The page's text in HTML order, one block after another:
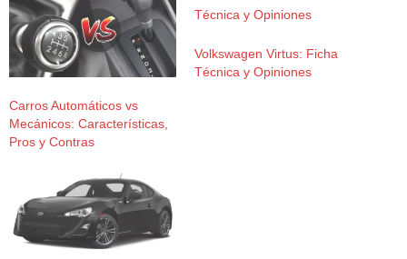
Carros Automáticos vs
Mecánicos: Características,
Pros y Contras
Volkswagen Virtus: Ficha
Técnica y Opiniones